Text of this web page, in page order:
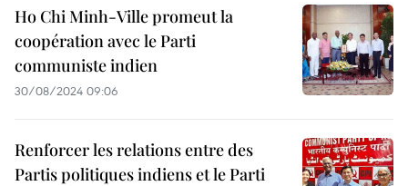
Ho Chi Minh-Ville promeut la
coopération avec le Parti
communiste indien
30/08/2024 09:06
Renforcer les relations entre des
Partis politiques indiens et le Parti